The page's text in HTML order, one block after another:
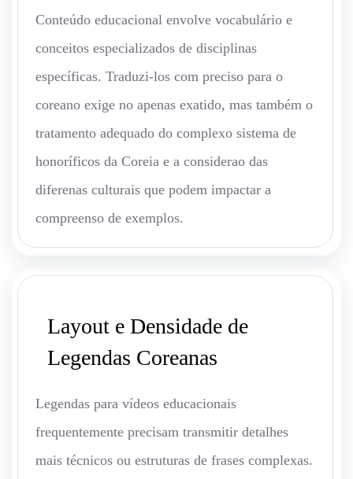
Conteúdo educacional envolve vocabulário e
conceitos especializados de disciplinas
específicas. Traduzi-los com preciso para o
coreano exige no apenas exatido, mas também o
tratamento adequado do complexo sistema de
honoríficos da Coreia e a considerao das
diferenas culturais que podem impactar a
compreenso de exemplos.
Layout e Densidade de
Legendas Coreanas
Legendas para vídeos educacionais
frequentemente precisam transmitir detalhes
mais técnicos ou estruturas de frases complexas.